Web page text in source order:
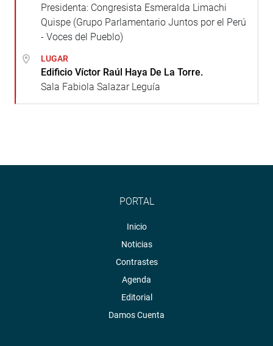
Presidenta: Congresista Esmeralda Limachi
Quispe (Grupo Parlamentario Juntos por el Perú
- Voces del Pueblo)
LUGAR
Edificio Víctor Raúl Haya De La Torre.
Sala Fabiola Salazar Leguía
PORTAL
Inicio
Noticias
Contrastes
Agenda
Editorial
Damos Cuenta